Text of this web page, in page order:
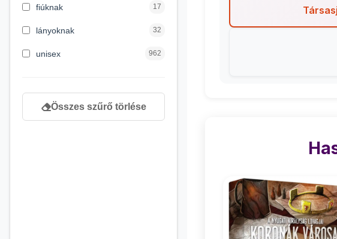
7 éves kortól 53
fiúknak 17
lányoknak 32
unisex 962
Összes szűrő törlése